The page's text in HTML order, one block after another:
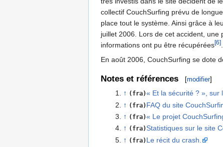
collectif CouchSurfing prévu de
place tout le système. Ainsi grâce à
juillet 2006. Lors de cet accident,
informations ont pu être récupérées[6]
En août 2006, CouchSurfing se dote
Notes et références [modifier]
↑ (fra)« Et la sécurité ? », sur
↑ (fra) FAQ du site
↑ (fra)« Le projet
↑ (fra)Statistiques sur le site
↑ (fra) Le récit du crash.